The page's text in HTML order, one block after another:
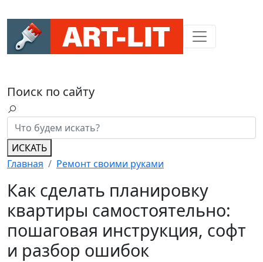
Поиск по сайту
ИСКАТЬ
Главная
Ремонт своими руками
Как сделать планировку
квартиры самостоятельно:
пошаговая инструкция, софт
и разбор ошибок